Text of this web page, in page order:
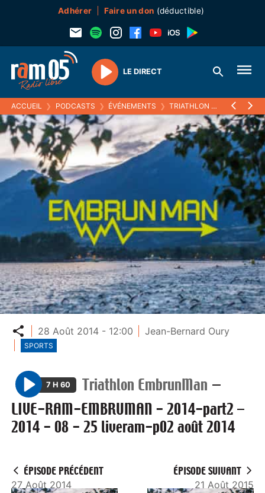
Adhérer Faire un don (déductible)
Play
LE DIRECT
ACCUEIL ❯ PODCASTS ❯ ÉVÉNEMENTS ❯ TRIATHLON EMBRUNMAN
Partager
28 Août 2014 - 12:00 Jean-Bernard Oury
SPORTS
P
l
a
7 H 60 Triathlon EmbrunMan —
LIVE-RAM-EMBRUMAN - 2014-part2 –
2014 - 08 - 25 liveram-p02 août 2014
ÉPISODE PRÉCÉDENT
27 Août 2014
ÉPISODE SUIVANT
21 Août 2015